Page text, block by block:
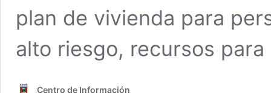
plan de vivienda para
alto riesgo, recursos
Centro de Información